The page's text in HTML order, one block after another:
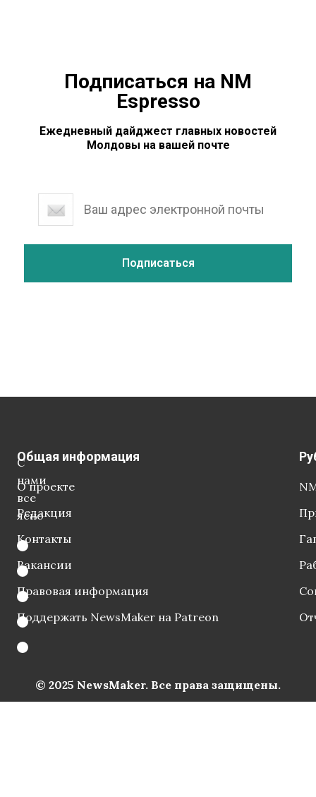
Подписаться на NM
Espresso
Ежедневный дайджест главных новостей
Молдовы на вашей почте
С
нами
все
ясно
Общая информация
О проекте
Редакция
Контакты
Вакансии
Правовая информация
Поддержать NewsMaker на Patreon
© 2025 NewsMaker. Все права защищены.